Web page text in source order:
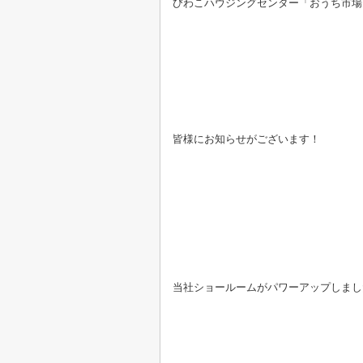
びわこハウジングセンター「おうち市場
皆様にお知らせがございます！
当社ショールームがパワーアップしま